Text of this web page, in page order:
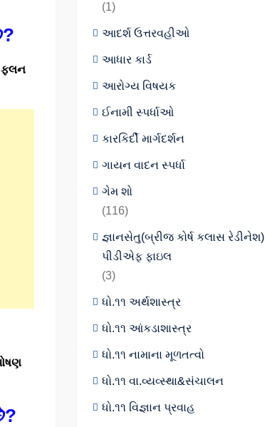
ફલન
(1)
આદર્શ ઉત્તરવહીઓ
આધાર કાર્ડ
આરોગ્ય વિષયક
ઈનામી સ્પર્ધાઓ
કારકિર્દી માર્ગદર્શન
ગાયન વાદન સ્પર્ધા
ગેમ શો
(116)
જ્ઞાનસેતુ(બ્રીજ કોર્ષ કલાસ રેડીનેશ)
પીડીએફ ફાઇલ
(3)
ધો.૧૧ અર્થશાસ્ત્ર
ધો.૧૧ આંકડાશાસ્ત્ર
ધો.૧૧ નામાના મૂળતત્વો
ધો.૧૧ વા.વ્યવ્સ્થા&સંચાલન
ધો.૧૧ વિજ્ઞાન પ્રવાહ